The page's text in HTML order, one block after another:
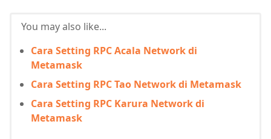
You may also like...
Cara Setting RPC Acala Network di
Metamask
Cara Setting RPC Tao Network di Metamask
Cara Setting RPC Karura Network di
Metamask